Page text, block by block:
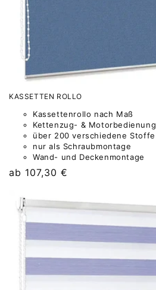
KASSETTEN ROLLO
Kassettenrollo nach Maß
Kettenzug- & Motorbedienung
über 200 verschiedene Stoffe
nur als Schraubmontage
Wand- und Deckenmontage
Normaler
ab 107,30 €